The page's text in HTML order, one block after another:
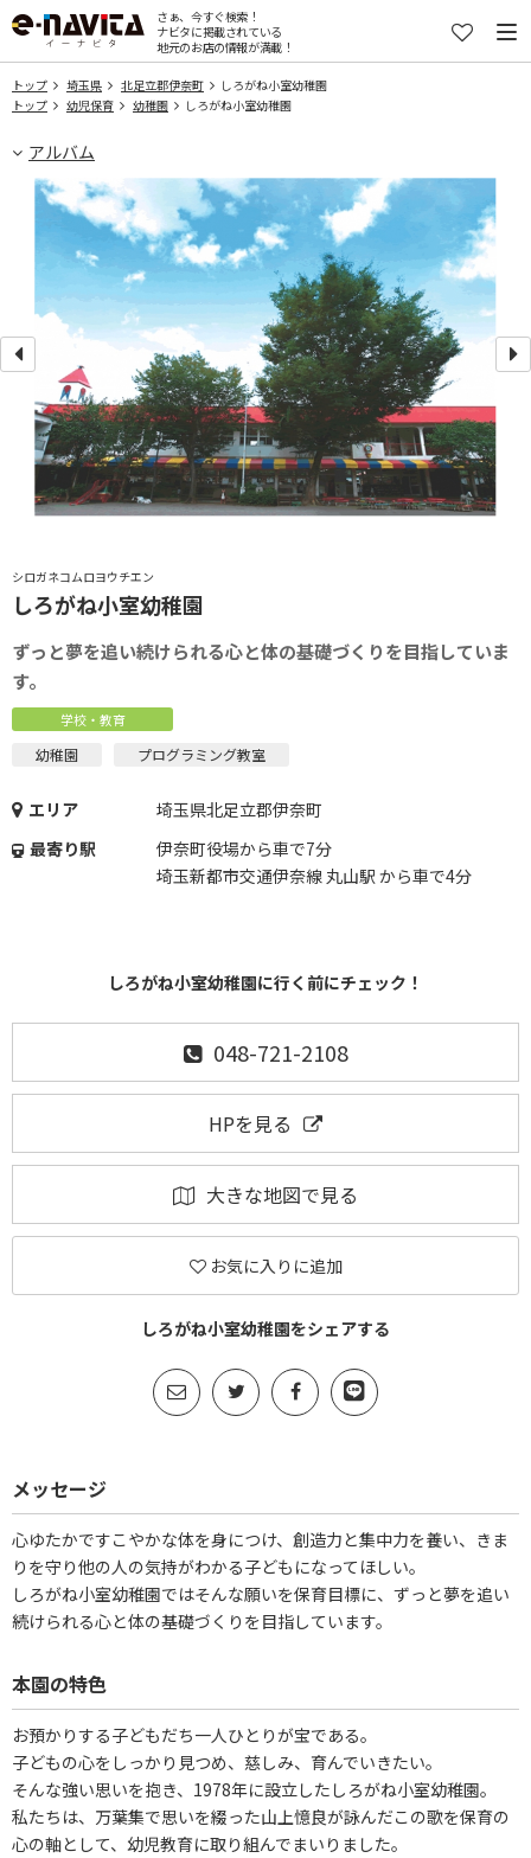
さぁ、今すぐ検索！
ナビタに掲載されている
地元のお店の情報が満載！
トップ 埼玉県 北足立郡伊奈町
しろがね小室幼稚園
トップ
幼児保育 幼稚園 しろがね小室幼稚園
アルバム
シロガネコムロヨウチエン
しろがね小室幼稚園
ずっと夢を追い続けられる心と体の基礎づくりを目指していま
す。
学校・教育
幼稚園 プログラミング教室
エリア
埼玉県北足立郡伊奈町
最寄り駅
伊奈町役場から車で7分
埼玉新都市交通伊奈線 丸山駅 から車で4分
しろがね小室幼稚園に行く前にチェック！
048-721-2108
HPを見る
大きな地図で見る
お気に入りに追加
しろがね小室幼稚園をシェアする
メッセージ
心ゆたかですこやかな体を身につけ、創造力と集中力を養い、きま
りを守り他の人の気持がわかる子どもになってほしい。
しろがね小室幼稚園ではそんな願いを保育目標に、ずっと夢を追い
続けられる心と体の基礎づくりを目指しています。
本園の特色
お預かりする子どもだち一人ひとりが宝である。
子どもの心をしっかり見つめ、慈しみ、育んでいきたい。
そんな強い思いを抱き、1978年に設立したしろがね小室幼稚園。
私たちは、万葉集で思いを綴った山上憶良が詠んだこの歌を保育の
心の軸として、幼児教育に取り組んでまいりました。